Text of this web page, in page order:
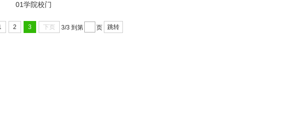
01学院校门
2 3 下页 3/3 到第 页 跳转